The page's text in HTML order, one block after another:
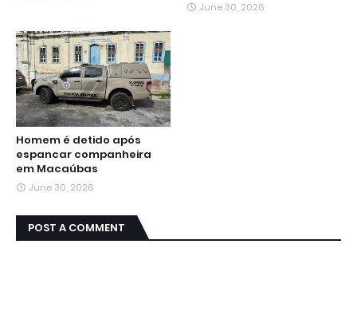
June 30, 2026
Homem é detido após
espancar companheira
em Macaúbas
June 30, 2026
POST A COMMENT